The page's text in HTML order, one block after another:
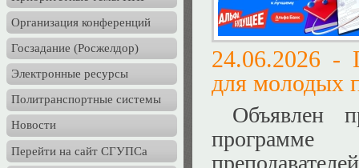
Организация конференций
Госзадание (Росжелдор)
Электронные ресурсы
Политранспортные системы
Новости
Перейти на сайт СГУПСа
24.06.2026 -
для молодых
Объявлен